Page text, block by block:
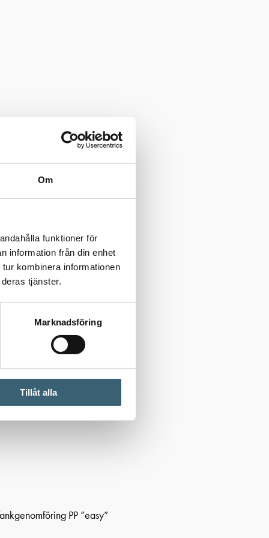
Om
funktioner för
information från din enhet
kombinera informationen
tjänster.
Marknadsföring
Tillåt alla
PP ”easy”